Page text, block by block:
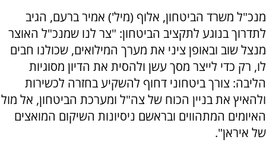
מנכ"ל משרד הביטחון, אלוף (מיל') אמיר ברעם, הגיב
לתדרוך בנוגע לתקציב הביטחון: "צר לנו שמנכ"ל האוצר
מנצל שוב ובאופן ציני את מערך המילואים, שכולנו חבים
לו, רק כדי לייצר מסך עשן ולהסית את הדיון מסוגיות
הליבה: צורך ביטחוני דחוף להשקיע בחזרה לכשירות
ולהאיץ את בניין הכוח של צה"ל ומערכת הביטחון, אל מול
האיומים המתהווים ובראשם ניסיונות השיקום המואצים
של איראן".